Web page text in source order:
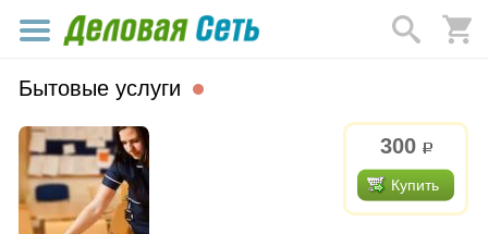
Бытовые услуги
300 р.
Купить